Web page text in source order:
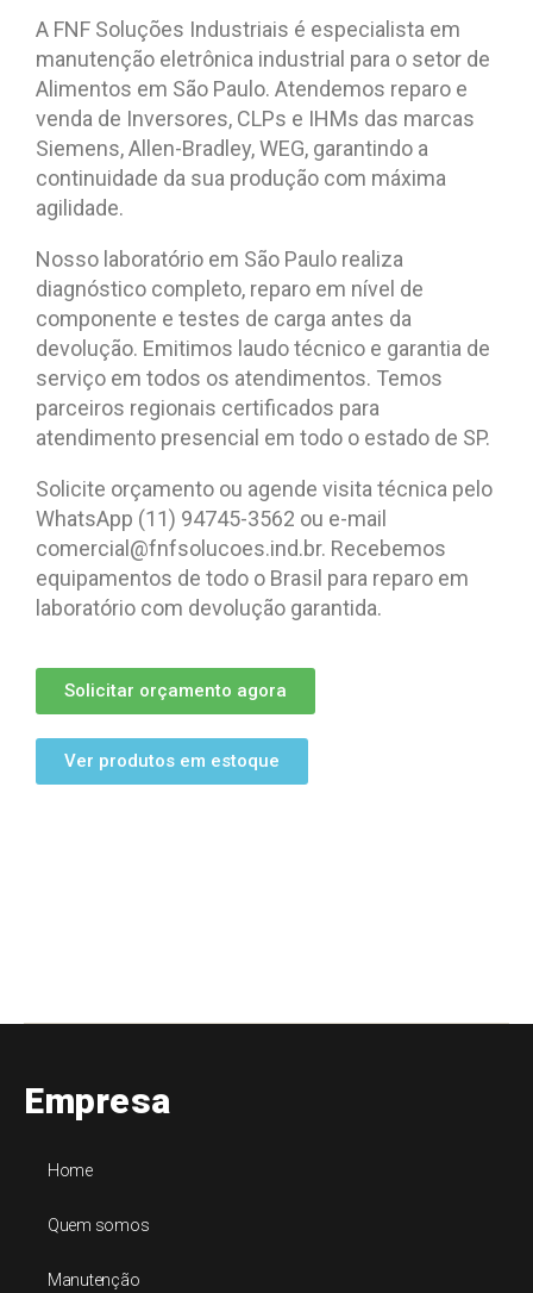
A FNF Soluções Industriais é especialista em
manutenção eletrônica industrial para o setor de
Alimentos em São Paulo. Atendemos reparo e
venda de Inversores, CLPs e IHMs das marcas
Siemens, Allen-Bradley, WEG, garantindo a
continuidade da sua produção com máxima
agilidade.
Nosso laboratório em São Paulo realiza
diagnóstico completo, reparo em nível de
componente e testes de carga antes da
devolução. Emitimos laudo técnico e garantia de
serviço em todos os atendimentos. Temos
parceiros regionais certificados para
atendimento presencial em todo o estado de SP.
Solicite orçamento ou agende visita técnica pelo
WhatsApp (11) 94745-3562 ou e-mail
comercial@fnfsolucoes.ind.br. Recebemos
equipamentos de todo o Brasil para reparo em
laboratório com devolução garantida.
Solicitar orçamento agora
Ver produtos em estoque
Empresa
Home
Quem somos
Manutenção